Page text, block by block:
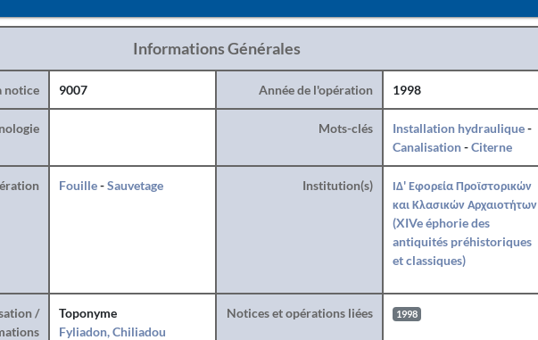
Informations Générales
notice 9007 Année de l'opération 1998
Mots-clés Installation hydraulique-
Canalisation-Citerne
Fouille-Sauvetage Institution(s)
ΙΔ' Εφορεία Προϊστορικών
και Κλασικών Αρχαιοτήτων
(XIVe éphorie des
antiquités préhistoriques
et classiques)
/
Toponyme
Fyliadon, Chiliadou
Notices et opérations liées 1998